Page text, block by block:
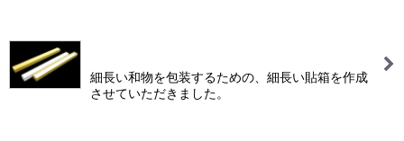
細長い和物を包装するための、細長い貼箱を作成
させていただきました。